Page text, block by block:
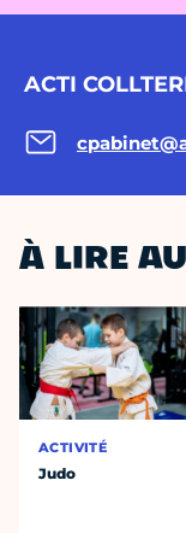
ACTI
À LIRE
ACTIVITÉ
Judo